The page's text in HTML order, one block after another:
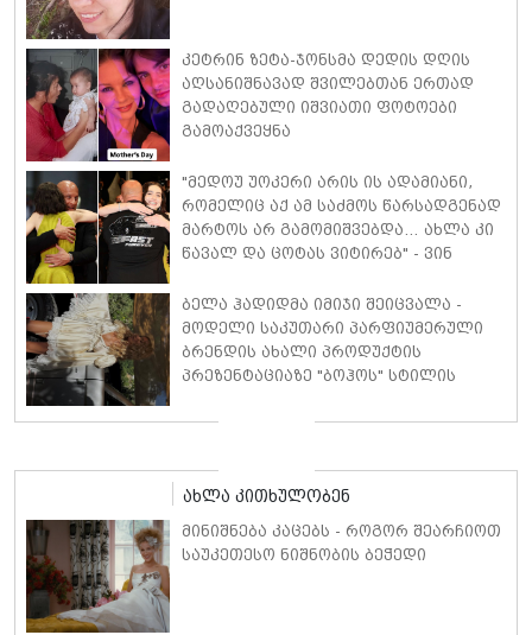
კეტრინ ზეტა-ჯონსმა დედის დღის
აღსანიშნავად შვილებთან ერთად
გადაღებული იშვიათი ფოტოები
გამოაქვეყნა
"მედოუ უოკერი არის ის ადამიანი,
რომელიც აქ ამ საძმოს წარსადგენად
მარტოს არ გამომიშვებდა… ახლა კი
წავალ და ცოტას ვიტირებ" - ვინ
პოლ უოკერის ქალიშვილს ემოციური
სიტყვებით მიმართავს
ბელა ჰადიდმა იმიჯი შეიცვალა -
მოდელი საკუთარი პარფიუმერული
ბრენდის ახალი პროდუქტის
პრეზენტაციაზე "ბოჰოს" სტილის
მინიკაბით გამოჩნდა
ახლა კითხულობენ
მინიშნება კაცებს - როგორ შეარჩიოთ
საუკეთესო ნიშნობის ბეჭედი